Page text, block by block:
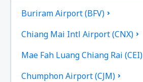
Buriram Airport (BFV)
Chiang Mai Intl Airport (CNX)
Mae Fah Luang Chiang Rai (CEI)
Chumphon Airport (CJM)